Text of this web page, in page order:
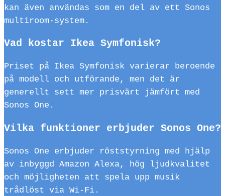
kan även användas som en del av ett Sonos
multiroom-system.
Vad kostar Ikea Symfonisk?
Priset på Ikea Symfonisk varierar beroende
på modell och utförande, men det är
generellt sett mer prisvärt jämfört med
Sonos One.
Vilka funktioner erbjuder Sonos One?
Sonos One erbjuder röststyrning med hjälp
av inbyggd Amazon Alexa, hög ljudkvalitet
och möjligheten att spela upp musik
trådlöst via Wi-Fi.